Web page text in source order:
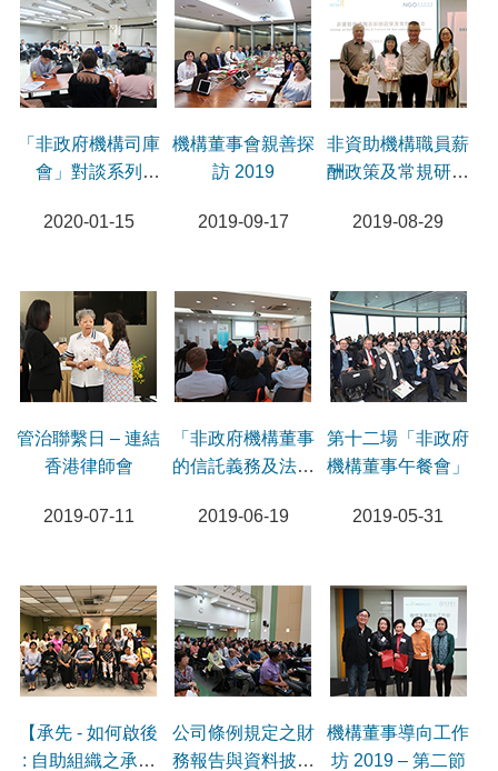
「非政府機構司庫
會」對談系列
2020-01-15
機構董事會親善探
訪 2019
2019-09-17
非資助機構職員薪
酬政策及常規研討
2019-08-29
管治聯繫日 – 連結
香港律師會
2019-07-11
「非政府機構董事
的信託義務及法律
2019-06-19
第十二場「非政府
機構董事午餐會」
2019-05-31
【承先 - 如何啟後
: 自助組織之承與
公司條例規定之財
務報告與資料披露
機構董事導向工作
坊 2019 – 第二節